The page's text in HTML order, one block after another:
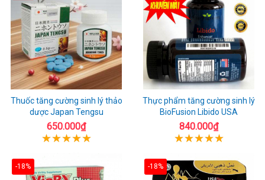
Thuốc tăng cường sinh lý thảo
dược Japan Tengsu
650.000₫
Thực phẩm tăng cường sinh lý
BioFusion Libido USA
840.000₫
-18% -18%